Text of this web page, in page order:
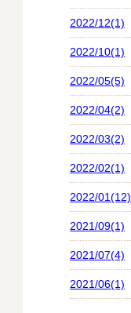
2022/12(1)
2022/10(1)
2022/05(5)
2022/04(2)
2022/03(2)
2022/02(1)
2022/01(12)
2021/09(1)
2021/07(4)
2021/06(1)